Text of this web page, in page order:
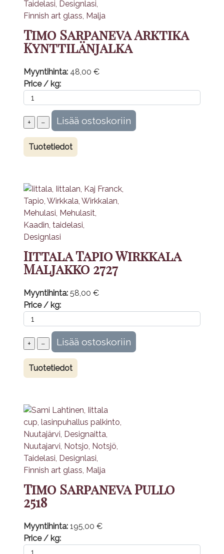
Timo Sarpaneva Arktika
Kynttilänjalka
Myyntihinta: 48,00 €
Price / kg:
Tuotetiedot
Iittala Tapio Wirkkala
Maljakko 2727
Myyntihinta: 58,00 €
Price / kg:
Tuotetiedot
Timo Sarpaneva Pullo
2518
Myyntihinta: 195,00 €
Price / kg: